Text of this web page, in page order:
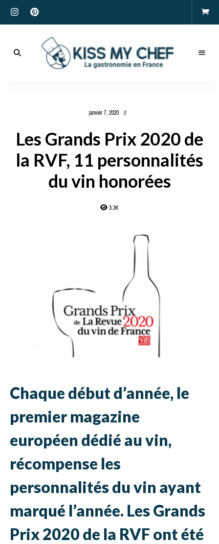
janvier 7, 2020
Les Grands Prix 2020 de
la RVF, 11 personnalités
du vin honorées
3.3K
Chaque début d’année, le
premier magazine
européen dédié au vin,
récompense les
personnalités du vin ayant
marqué l’année. Les Grands
Prix 2020 de la RVF ont été